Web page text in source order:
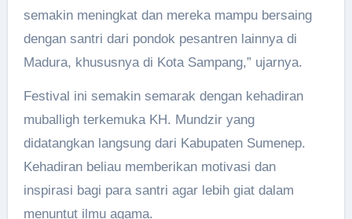
semakin meningkat dan mereka mampu bersaing
dengan santri dari pondok pesantren lainnya di
Madura, khususnya di Kota Sampang,” ujarnya.
Festival ini semakin semarak dengan kehadiran
muballigh terkemuka KH. Mundzir yang
didatangkan langsung dari Kabupaten Sumenep.
Kehadiran beliau memberikan motivasi dan
inspirasi bagi para santri agar lebih giat dalam
menuntut ilmu agama.